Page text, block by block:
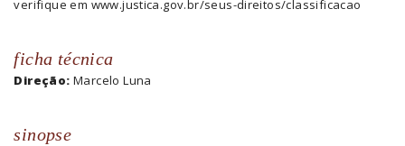
verifique em www.justica.gov.br/seus-direitos/classificacao
ficha técnica
Direção: Marcelo Luna
sinopse